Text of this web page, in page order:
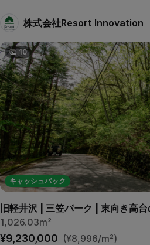
株式会社Resort Innovation
キャッシュバック
10
旧軽井沢 | 三笠パーク | 東向き高
1,026.03m²
¥9,230,000 (¥8,996/m²)